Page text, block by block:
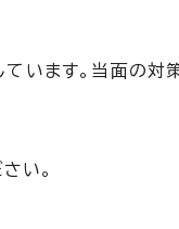
います。当面の対
い。